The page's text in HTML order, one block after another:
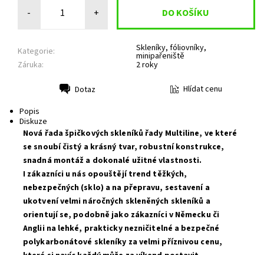
- +
Kategorie: Skleníky, fóliovníky,
minipařeniště
Záruka: 2 roky
Dotaz
Hlídat cenu
Popis
Diskuze
Nová řada špičkových skleníků řady Multiline, ve které
se snoubí čistý a krásný tvar, robustní konstrukce,
snadná montáž a dokonalé užitné vlastnosti.
I zákazníci u nás opouštějí trend těžkých,
nebezpečných (sklo) a na přepravu, sestavení a
ukotvení velmi náročných skleněných skleníků a
orientují se, podobně jako zákazníci v Německu či
Anglii na lehké, prakticky nezničitelné a bezpečné
polykarbonátové skleníky za velmi příznivou cenu,